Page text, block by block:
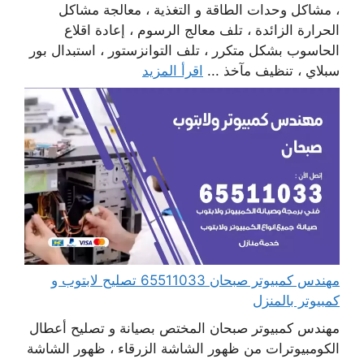
، مشاكل وحدات الطاقة و التغذية ، معالجة مشاكل
الحرارة الزائدة ، تلف معالج الرسوم ، إعادة اقلاع
الحاسوب بشكل متكرر ، تلف التوانزستور ، استبدال بور
سبلاي ، تنظيف مآخذ ... اقرأ المزيد
مهندس كمبيوتر صبحان 65511033 تصليح لابتوب و
كمبيوتر بالمنزل
مهندس كمبيوتر صبحان المختص بصيانة و تصليح أعطال
الكومبيوترات من ظهور الشاشة الزرقاء ، ظهور الشاشة